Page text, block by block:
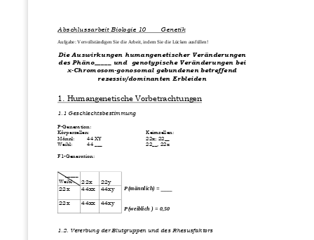
Abschlussarbeit Biologie 10 Genetik
Aufgabe: Vervollständigen Sie die Arbeit, indem Sie die Lücken ausfüllen!
Die Auswirkungen humangenetischer Veränderungen
des Phäno_____ und  genotypische Veränderungen bei
x-Chromosom-gonosomal gebundenen betreffend
rezessiv/dominanten Erbleiden
1. Humangenetische Vorbetrachtungen
1.1 Geschlechtsbestimmung
P-Generation:
Körperzellen:
Keimzellen:
Männl:
44 XY
22x; 22__
Weibl:
44 ___ 22__, 22x
F1-Generation:
P(männlich) = ____
P(weiblich ) = 0,50
1.2. Vererbung der Blutgruppen und des Rhesusfaktors
_____
Weibl. 22x
22y
22x
44xx
44xy
22x
44xx 44xy